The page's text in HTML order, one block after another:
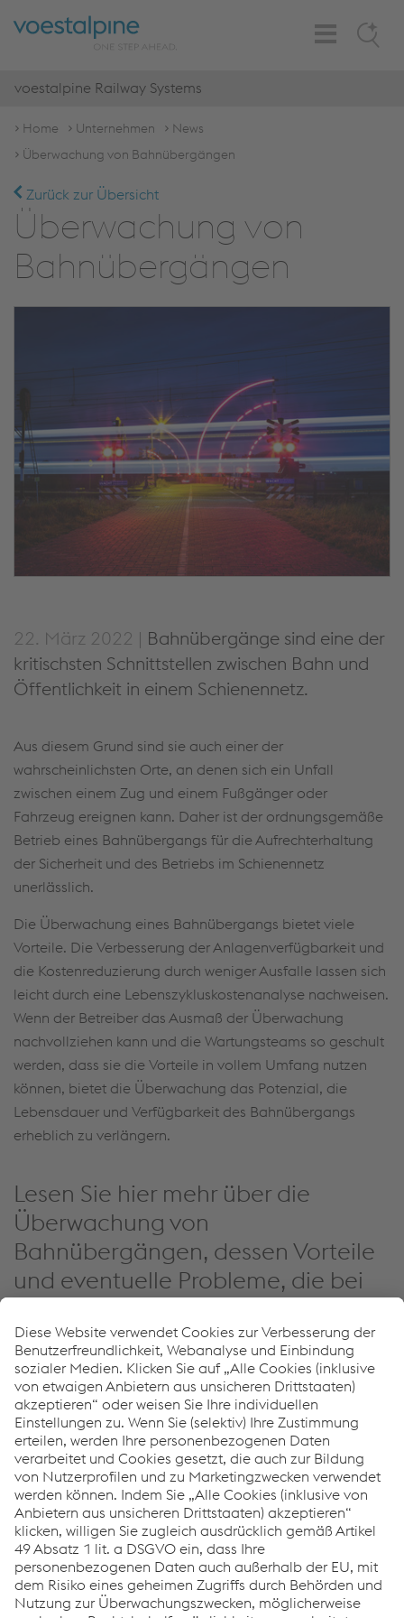
Search
Toggle
Navigation
voestalpine Railway Systems
Home Unternehmen
News
Überwachung von Bahnübergängen
Zurück zur Übersicht
Überwachung von
Bahnübergängen
22. März 2022 | Bahnübergänge sind eine der
kritischsten Schnittstellen zwischen Bahn und
Öffentlichkeit in einem Schienennetz.
Aus diesem Grund sind sie auch einer der
wahrscheinlichsten Orte, an denen sich ein Unfall
zwischen einem Zug und einem Fußgänger oder
Fahrzeug ereignen kann. Daher ist der ordnungsgemäße
Betrieb eines Bahnübergangs für die Aufrechterhaltung
der Sicherheit und des Betriebs im Schienennetz
unerlässlich.
Die Überwachung eines Bahnübergangs bietet viele
Vorteile. Die Verbesserung der Anlagenverfügbarkeit und
die Kostenreduzierung durch weniger Ausfalle lassen sich
leicht durch eine Lebenszykluskostenanalyse nachweisen.
Wenn der Betreiber das Ausmaß der Überwachung
nachvollziehen kann und die Wartungsteams so geschult
werden, dass sie die Vorteile in vollem Umfang nutzen
können, bietet die Überwachung das Potenzial, die
Lebensdauer und Verfügbarkeit des Bahnübergangs
erheblich zu verlängern.
Lesen Sie hier mehr über die
Überwachung von
Bahnübergängen, dessen Vorteile
und eventuelle Probleme, die bei
auftreten können.
Überwachung von BahnübergängenPDF | 3,57 MB
Wie können wir Ihnen helfen?
Wenn Sie Fragen oder Feedback haben, können Sie sich
gerne an uns wenden. Wir helfen Ihnen gerne weiter!
KONTAKTIEREN SIE UNS